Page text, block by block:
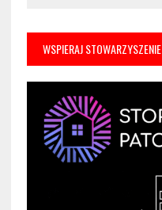
WSPIERAJ STOWARZYSZENIE